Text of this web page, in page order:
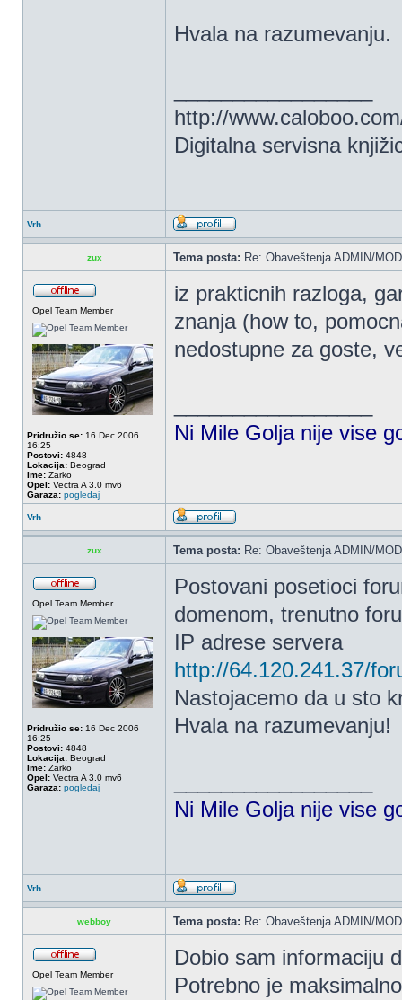
Hvala na razumevanju.
http://
Digitalna servisna
Vrh
zux Tema posta: Re: Obaveštenja ADMIN/
Opel Team Member
Pridružio se: 16 Dec 2006
16:25
Postovi: 4848
Lokacija: Beograd
Ime: Zarko
Opel: Vectra A 3.0 mv6
Garaza: pogledaj
iz prakticnih razloga,
znanja (how to,
nedostupne za goste,
Ni Mile Golja nije vise
Vrh
zux Tema posta: Re: Obaveštenja ADMIN/
Opel Team Member
Pridružio se: 16 Dec 2006
16:25
Postovi: 4848
Lokacija: Beograd
Ime: Zarko
Opel: Vectra A 3.0 mv6
Garaza: pogledaj
Postovani posetioci
domenom, trenutno
IP adrese servera
http://64.120.241.37/
Nastojacemo da u sto
Hvala na razumevanju!
Ni Mile Golja nije vise
Vrh
webboy Tema posta: Re: Obaveštenja ADMIN/
Opel Team Member
Dobio sam informaciju
Potrebno je